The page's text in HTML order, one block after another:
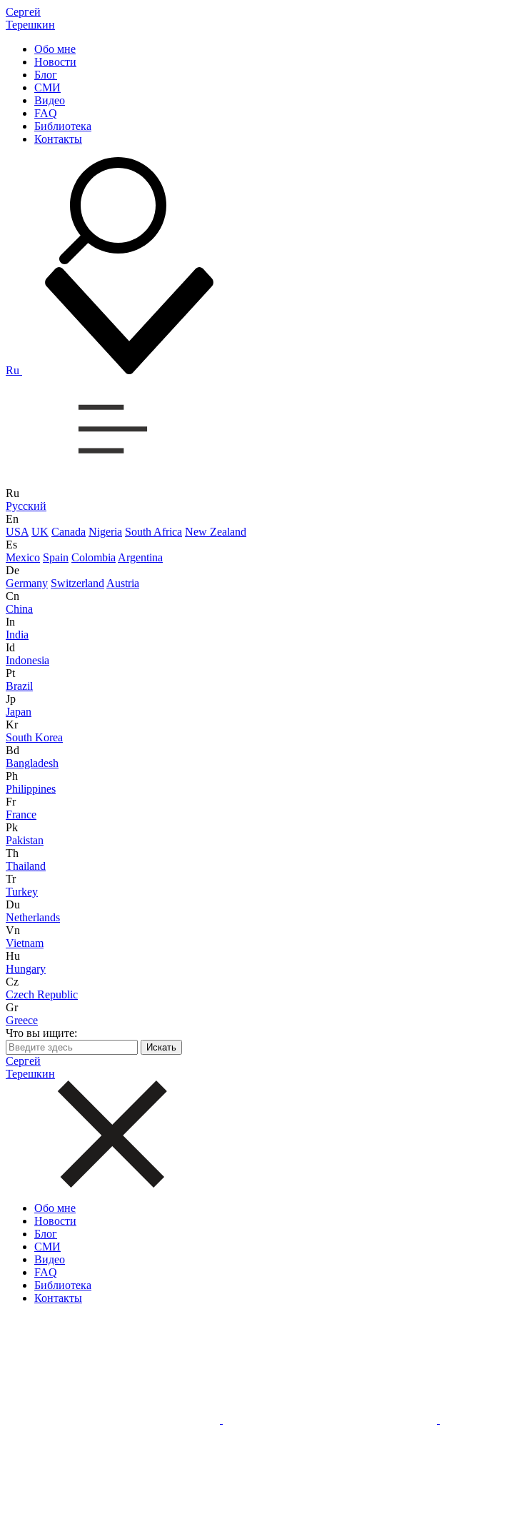
Сергей
Терешкин
Обо мне
Новости
Блог
СМИ
Видео
FAQ
Библиотека
Контакты
Ru
Ru
Русский
En
USA UK Canada Nigeria South Africa New Zealand
Es
Mexico Spain Colombia Argentina
De
Germany Switzerland Austria
Cn
China
In
India
Id
Indonesia
Pt
Brazil
Jp
Japan
Kr
South Korea
Bd
Bangladesh
Ph
Philippines
Fr
France
Pk
Pakistan
Th
Thailand
Tr
Turkey
Du
Netherlands
Vn
Vietnam
Hu
Hungary
Cz
Czech Republic
Gr
Greece
Что вы ищите:
Сергей
Терешкин
Обо мне
Новости
Блог
СМИ
Видео
FAQ
Библиотека
Контакты